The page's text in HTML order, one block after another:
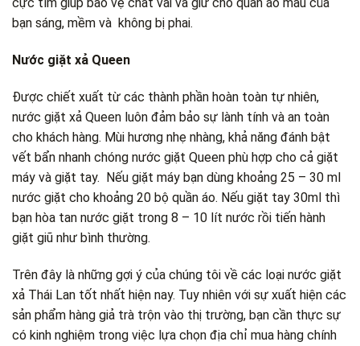
bạn sáng, mềm và không bị phai.
Nước giặt xả Queen
Được chiết xuất từ các thành phần hoàn toàn tự nhiên,
nước giặt xả Queen luôn đảm bảo sự lành tính và an toàn
cho khách hàng. Mùi hương nhẹ nhàng, khả năng đánh bật
vết bẩn nhanh chóng nước giặt Queen phù hợp cho cả giặt
máy và giặt tay. Nếu giặt máy bạn dùng khoảng 25 – 30 ml
nước giặt cho khoảng 20 bộ quần áo. Nếu giặt tay 30ml thì
bạn hòa tan nước giặt trong 8 – 10 lít nước rồi tiến hành
giặt giũ như bình thường.
Trên đây là những gợi ý của chúng tôi về các loại nước giặt
xả Thái Lan tốt nhất hiện nay. Tuy nhiên với sự xuất hiện các
sản phẩm hàng giả trà trộn vào thị trường, bạn cần thực sự
có kinh nghiệm trong việc lựa chọn địa chỉ mua hàng chính